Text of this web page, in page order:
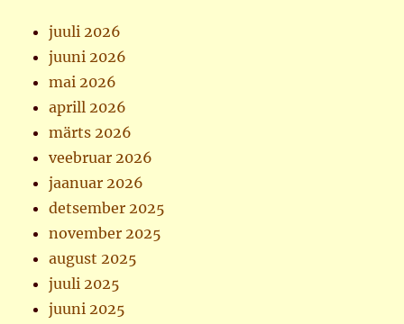
juuli 2026
juuni 2026
mai 2026
aprill 2026
märts 2026
veebruar 2026
jaanuar 2026
detsember 2025
november 2025
august 2025
juuli 2025
juuni 2025